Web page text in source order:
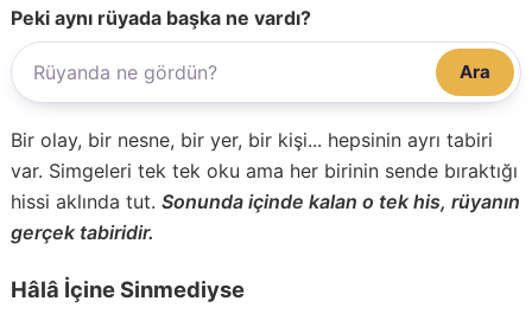
Peki aynı rüyada başka ne vardı?
Ara
Bir olay, bir nesne, bir yer, bir kişi... hepsinin ayrı tabiri
var. Simgeleri tek tek oku ama her birinin sende bıraktığı
hissi aklında tut. Sonunda içinde kalan o tek his, rüyanın
gerçek tabiridir.
Hâlâ İçine Sinmediyse